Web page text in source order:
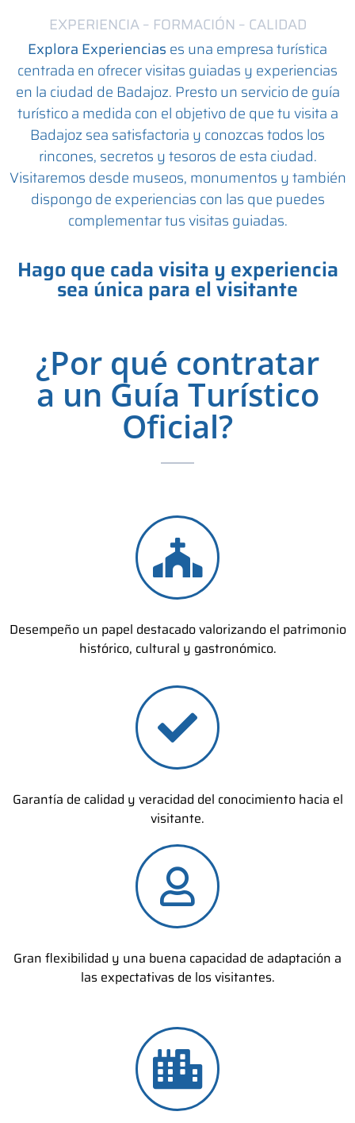
EXPERIENCIA – FORMACIÓN – CALIDAD
Explora Experiencias es una empresa turística
centrada en ofrecer visitas guiadas y experiencias
en la ciudad de Badajoz. Presto un servicio de guía
turístico a medida con el objetivo de que tu visita a
Badajoz sea satisfactoria y conozcas todos los
rincones, secretos y tesoros de esta ciudad.
Visitaremos desde museos, monumentos y también
dispongo de experiencias con las que puedes
complementar tus visitas guiadas.
Hago que cada visita y experiencia
sea única para el visitante
¿Por qué contratar
a un Guía Turístico
Oficial?
Desempeño un papel destacado valorizando el patrimonio
histórico, cultural y gastronómico.
Garantía de calidad y veracidad del conocimiento hacia el
visitante.
Gran flexibilidad y una buena capacidad de adaptación a
las expectativas de los visitantes.